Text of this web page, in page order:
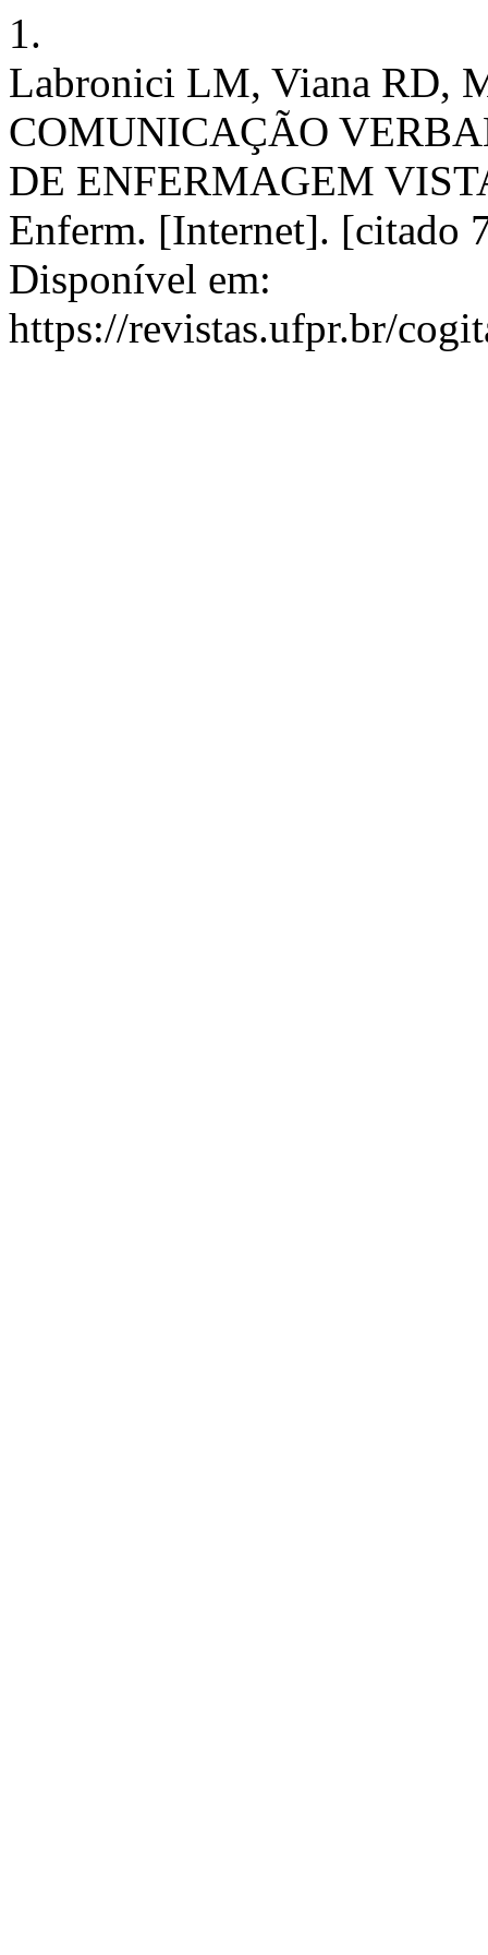
1.
Labronici LM, Viana RD,
COMUNICAÇÃO
DE ENFERMAGEM
Enferm. [Internet]. [citado
Disponível em:
https://revistas.ufpr.br/